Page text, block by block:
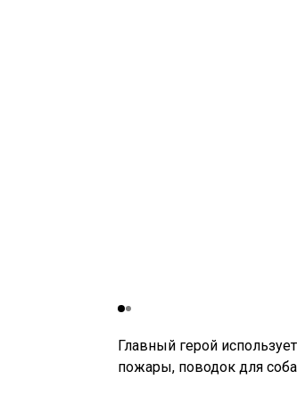
Главный герой
пожары, поводок для